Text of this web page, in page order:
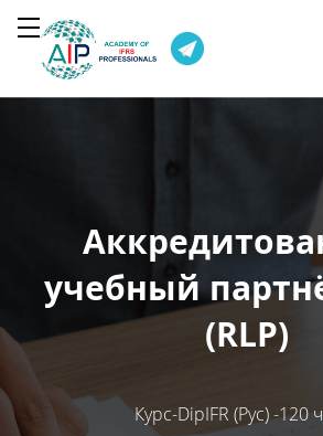
учебный
(RLP)
Курс-DipIFR (Рус) -120